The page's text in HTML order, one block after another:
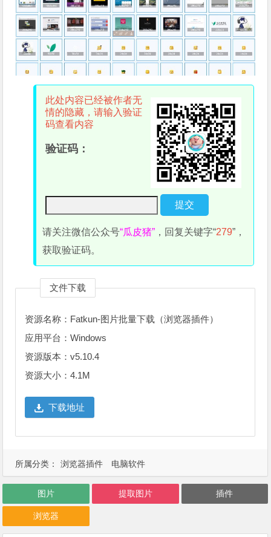
此处内容已经被作者无
情的隐藏，请输入验证
码查看内容
验证码：
请关注微信公众号“瓜皮猪” ，回复关键字“279”，
获取验证码。
文件下载
资源名称：Fatkun-图片批量下载（浏览器插件）
应用平台：Windows
资源版本：v5.10.4
资源大小：4.1M
下载地址
所属分类： 浏览器插件 电脑软件
图片 提取图片 插件
浏览器